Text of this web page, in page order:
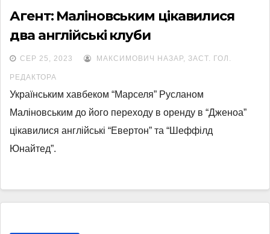
Агент: Маліновським цікавилися
два англійські клуби
СЕР 25, 2023 МАКСИМОВИЧ НАЗАР, ЗАСТ. ГОЛ.
РЕДАКТОРА
Українським хавбеком “Марселя” Русланом
Маліновським до його переходу в оренду в “Дженоа”
цікавилися англійські “Евертон” та “Шеффілд
Юнайтед”.